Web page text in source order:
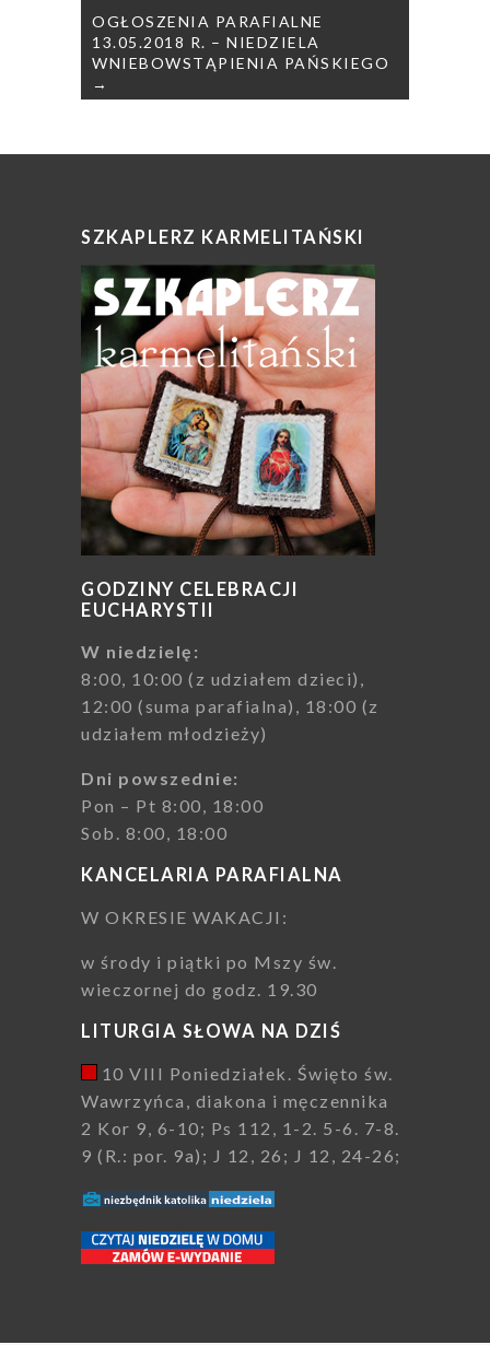
OGŁOSZENIA PARAFIALNE
13.05.2018 R. – NIEDZIELA
WNIEBOWSTĄPIENIA PAŃSKIEGO
→
SZKAPLERZ KARMELITAŃSKI
GODZINY CELEBRACJI
EUCHARYSTII
W niedzielę:
8:00, 10:00 (z udziałem dzieci),
12:00 (suma parafialna), 18:00 (z
udziałem młodzieży)
Dni powszednie:
Pon – Pt 8:00, 18:00
Sob. 8:00, 18:00
KANCELARIA PARAFIALNA
W OKRESIE WAKACJI:
w środy i piątki po Mszy św.
wieczornej do godz. 19.30
LITURGIA SŁOWA NA DZIŚ
10 VIII Poniedziałek. Święto św.
Wawrzyńca, diakona i męczennika
2 Kor 9, 6-10; Ps 112, 1-2. 5-6. 7-8.
9 (R.: por. 9a); J 12, 26; J 12, 24-26;